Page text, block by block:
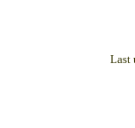
Last